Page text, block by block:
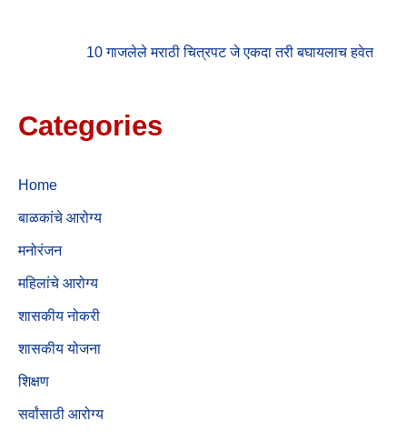
10 गाजलेले मराठी चित्रपट जे एकदा तरी बघायलाच हवेत
Categories
Home
बाळकांचे आरोग्य
मनोरंजन
महिलांचे आरोग्य
शासकीय नोकरी
शासकीय योजना
शिक्षण
सर्वांसाठी आरोग्य